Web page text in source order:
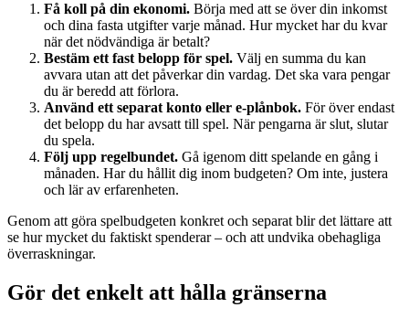
Få koll på din ekonomi. Börja med att se över din inkomst
och dina fasta utgifter varje månad. Hur mycket har du kvar
när det nödvändiga är betalt?
Bestäm ett fast belopp för spel. Välj en summa du kan
avvara utan att det påverkar din vardag. Det ska vara pengar
du är beredd att förlora.
Använd ett separat konto eller e-plånbok. För över endast
det belopp du har avsatt till spel. När pengarna är slut, slutar
du spela.
Följ upp regelbundet. Gå igenom ditt spelande en gång i
månaden. Har du hållit dig inom budgeten? Om inte, justera
och lär av erfarenheten.
Genom att göra spelbudgeten konkret och separat blir det lättare att
se hur mycket du faktiskt spenderar – och att undvika obehagliga
överraskningar.
Gör det enkelt att hålla gränserna